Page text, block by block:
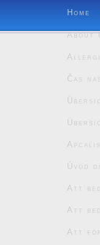
Home
About
Čas
Úvod
Att
Att
Att